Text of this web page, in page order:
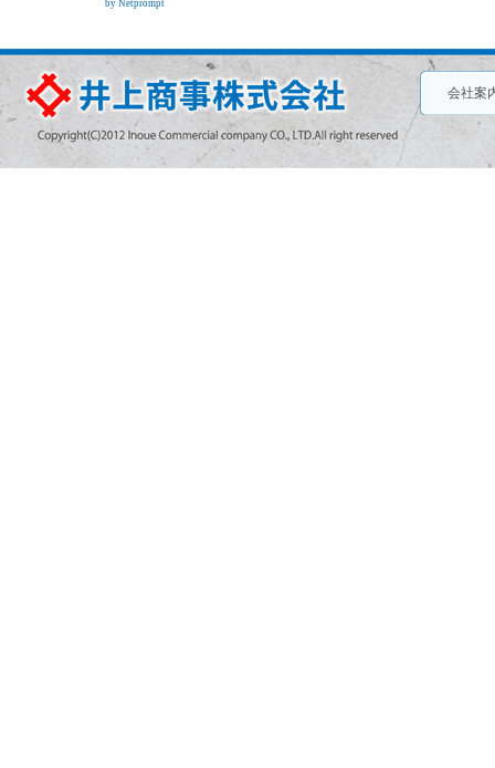
by Netprompt
会社案